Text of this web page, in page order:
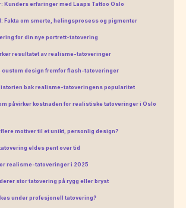
Kunders erfaringer med Laaps Tattoo Oslo
Fakta om smerte, helingsprosess og pigmenter
for din nye portrett-tatovering
resultatet av realisme-tatoveringer
custom design fremfor flash-tatoveringer
bak realisme-tatoveringens popularitet
påvirker kostnaden for realistiske tatoveringer i Oslo
motiver til et unikt, personlig design?
eldes pent over tid
realisme-tatoveringer i 2025
stor tatovering på rygg eller bryst
under profesjonell tatovering?